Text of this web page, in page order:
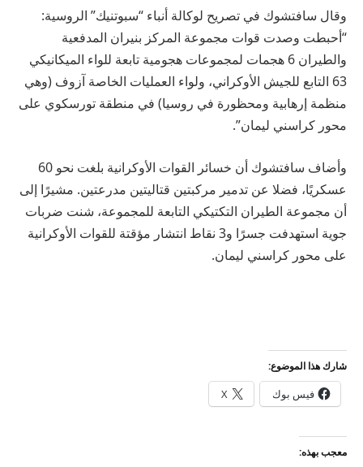
وقال سافتشوك في تصريح لوكالة أنباء “سبوتنيك” الروسية:
“أحبطت وصدت قوات مجموعة المركز بنيران المدفعية
والطيران 6 هجمات لمجموعات هجومية تابعة للواء الميكانيكي
63 التابع للجيش الأوكراني، ولواء العمليات الخاصة آزوف (وهي
منظمة إرهابية ومحظورة في روسيا) في منطقة تورسكوي على
محور كراسني ليمان”.
وأضاف سافتشوك أن خسائر القوات الأوكرانية بلغت نحو 60
عسكريًا، فضلا عن تدمير مركبتين قتاليتين مدرعتين. مشيرًا إلى
أن مجموعة الطيران التكتيكي التابعة للمجموعة، شنت ضربات
جوية استهدفت جسرًا و3 نقاط انتشار مؤقتة للقوات الأوكرانية
على محور كراسني ليمان.
شارك هذا الموضوع:
فيس بوك X
معجب بهذه: